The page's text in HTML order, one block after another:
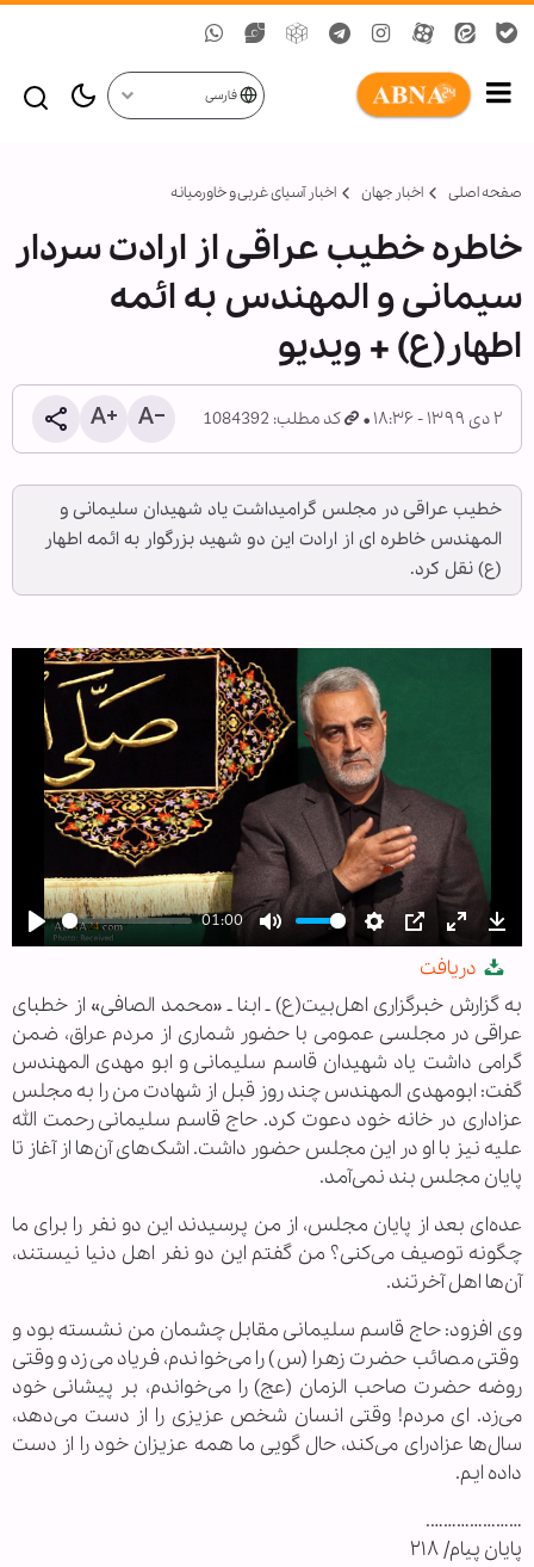
فارسی
صفحه اصلی اخبار جهان اخبار آسیای غربی و خاورمیانه
خاطره خطیب عراقی از ارادت سردار
سیمانی و المهندس به ائمه
اطهار(ع) + ویدیو
۲ دی ۱۳۹۹ - ۱۸:۳۶ کد مطلب: 1084392
خطیب عراقی در مجلس گرامیداشت یاد شهیدان سلیمانی و
المهندس خاطره ای از ارادت این دو شهید بزرگوار به ائمه اطهار
(ع) نقل کرد.
Play
01:00
Mute Settings
PIP Enter
دریافت
به گزارش خبرگزاری اهل‌بیت(ع) ـ ابنا ـ «محمد الصافی» از خطبای
عراقی در مجلسی عمومی با حضور شماری از مردم عراق، ضمن
گرامی داشت یاد شهیدان قاسم سلیمانی و ابو مهدی المهندس
گفت: ابومهدی المهندس چند روز قبل از شهادت من را به مجلس
عزاداری در خانه خود دعوت کرد. حاج قاسم سلیمانی رحمت الله
علیه نیز با او در این مجلس حضور داشت. اشک‌های آن‌ها از آغاز تا
پایان مجلس بند نمی‌آمد.
عده‌ای بعد از پایان مجلس، از من پرسیدند این دو نفر را برای ما
چگونه توصیف می‌کنی؟ من گفتم این دو نفر اهل دنیا نیستند،
آن‌ها اهل آخرتند.
وی افزود: حاج قاسم سلیمانی مقابل چشمان من نشسته بود و
وقتی مصائب حضرت زهرا (س) را می‌خواندم، فریاد می‌زد و وقتی
روضه حضرت صاحب الزمان (عج) را می‌خواندم، بر پیشانی خود
می‌زد.‌ ای مردم! وقتی انسان شخص عزیزی را از دست می‌دهد،
سال‌ها عزادرای می‌کند، حال گویی ما همه عزیزان خود را از دست
داده ایم.
………………….
پایان پیام/ ۲۱۸